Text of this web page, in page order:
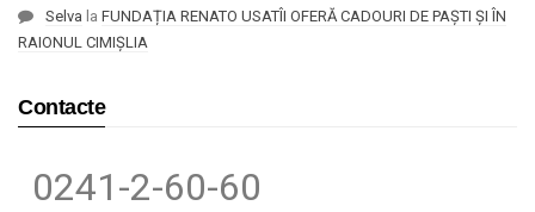
Selva la FUNDAȚIA RENATO USATÎI OFERĂ CADOURI DE PAȘTI ȘI ÎN
RAIONUL CIMIȘLIA
Contacte
0241-2-60-60